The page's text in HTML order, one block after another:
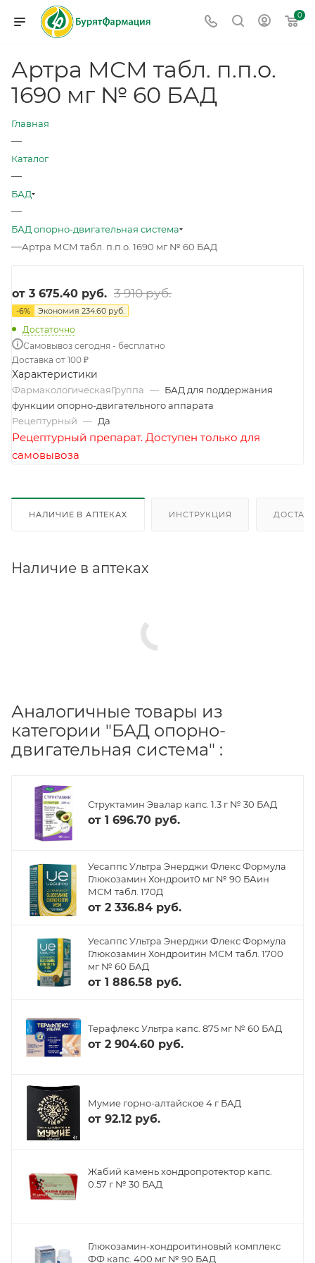
0
Артра МСМ табл. п.п.о.
1690 мг № 60 БАД
Главная
—
Каталог
—
БАД
—
БАД опорно-двигательная система
—Артра МСМ табл. п.п.о. 1690 мг № 60 БАД
от 3 675.40 руб. 3 910 руб.
-6% Экономия 234.60 руб.
Достаточно
Самовывоз сегодня - бесплатно
Доставка от 100 ₽
Характеристики
ФармакологическаяГруппа — БАД для поддержания
функции опорно-двигательного аппарата
Рецептурный — Да
Рецептурный препарат. Доступен только для
самовывоза
НАЛИЧИЕ В АПТЕКАХ ИНСТРУКЦИЯ
Наличие в аптеках
Аналогичные товары из
категории "БАД опорно-
двигательная система" :
Структамин Эвалар капс. 1.3 г № 30 БАД
от 1 696.70 руб.
Уесаппс Ультра Энерджи Флекс Формула
Глюкозамин Хондроит0 мг № 90 БАин
МСМ табл. 170Д
от 2 336.84 руб.
Уесаппс Ультра Энерджи Флекс Формула
Глюкозамин Хондроитин МСМ табл. 1700
мг № 60 БАД
от 1 886.58 руб.
Терафлекс Ультра капс. 875 мг № 60 БАД
от 2 904.60 руб.
Мумие горно-алтайское 4 г БАД
от 92.12 руб.
Жабий камень хондропротектор капс.
0.57 г № 30 БАД
Глюкозамин-хондроитиновый комплекс
ФФ капс. 400 мг № 90 БАД